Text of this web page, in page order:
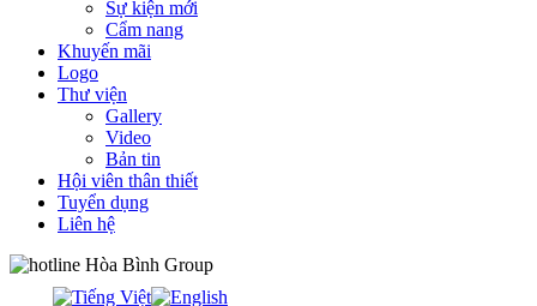
Sự kiện mới
Cẩm nang
Khuyến mãi
Logo
Thư viện
Gallery
Video
Bản tin
Hội viên thân thiết
Tuyển dụng
Liên hệ